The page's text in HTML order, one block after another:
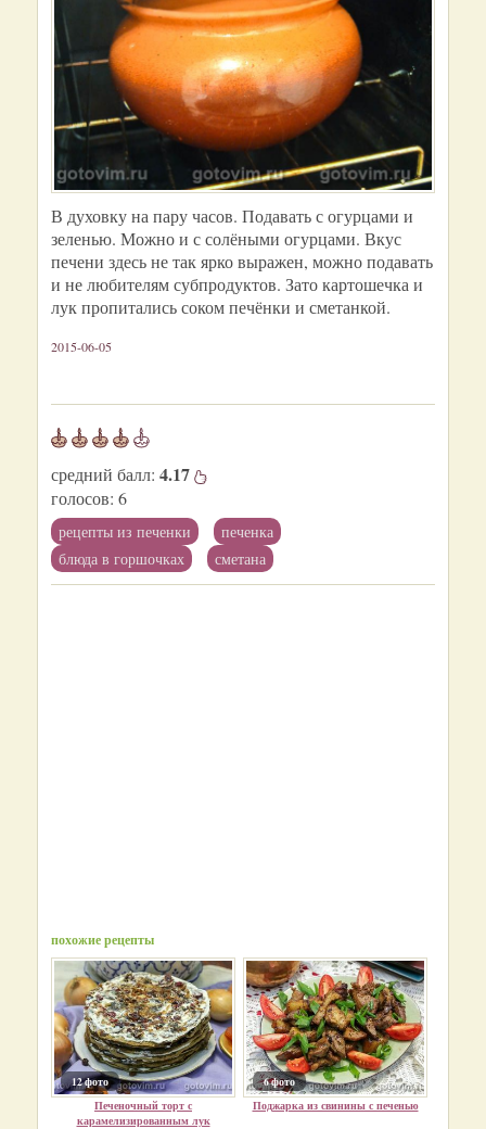
В духовку на пару часов. Подавать с огурцами и
зеленью. Можно и с солёными огурцами. Вкус
печени здесь не так ярко выражен, можно подавать
и не любителям субпродуктов. Зато картошечка и
лук пропитались соком печёнки и сметанкой.
2015-06-05
средний балл: 4.17
голосов: 6
рецепты из печенки
печенка
блюда в горшочках
сметана
похожие рецепты
12 фото
Печеночный торт с
карамелизированным лук
6 фото
Поджарка из свинины с печенью